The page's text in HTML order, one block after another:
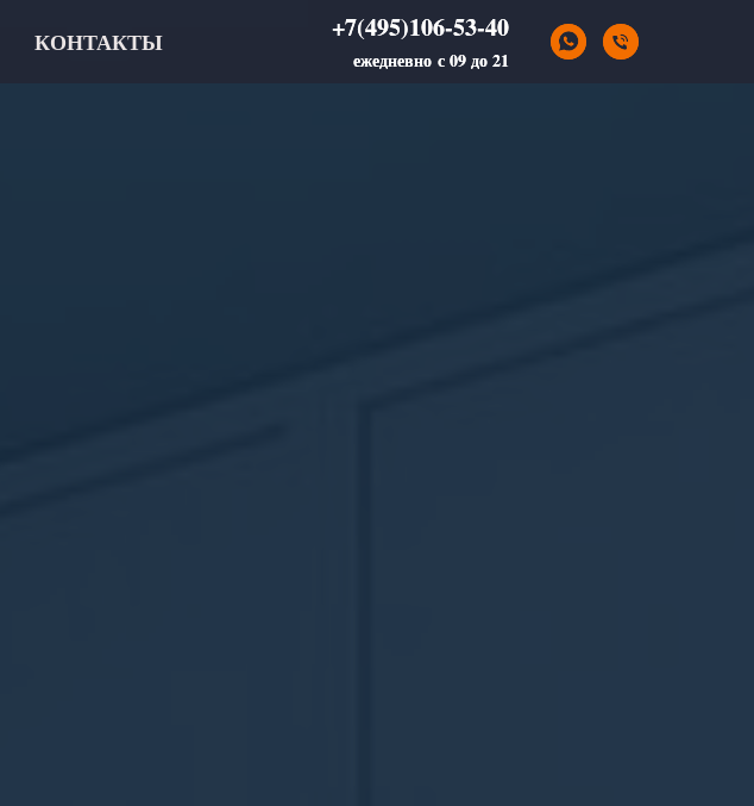
КОНТАКТЫ +7(495)106-53-40
ежедневно с 09 до 21
+7(495)106-53-40
ежедневно с 09 до 21